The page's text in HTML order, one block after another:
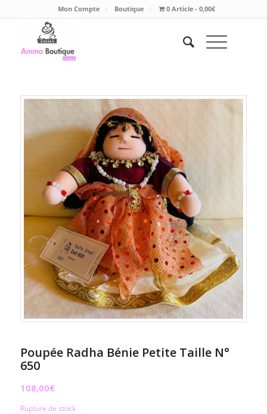
Mon Compte Boutique 0 Article 0,00€
Poupée Radha Bénie Petite Taille N°
650
108,00€
Rupture de stock